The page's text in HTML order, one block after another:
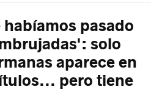
pasado
solo
aparece en
pero tiene